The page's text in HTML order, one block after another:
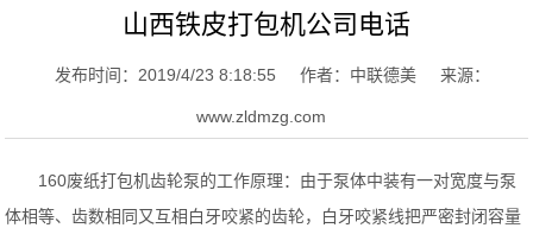
山西铁皮打包机公司电话
发布时间：2019/4/23 8:18:55 作者：中联德美 来源：
www.zldmzg.com
160废纸打包机齿轮泵的工作原理：由于泵体中装有一对宽度与泵
体相等、齿数相同又互相白牙咬紧的齿轮，白牙咬紧线把严密封闭容量